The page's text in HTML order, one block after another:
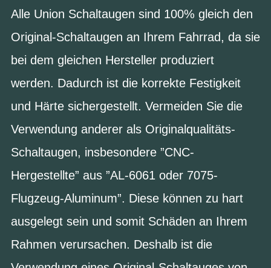
Alle Union Schaltaugen sind 100% gleich den
Original-Schaltaugen an Ihrem Fahrrad, da sie
bei dem gleichen Hersteller produziert
werden. Dadurch ist die korrekte Festigkeit
und Härte sichergestellt. Vermeiden Sie die
Verwendung anderer als Originalqualitäts-
Schaltaugen, insbesondere ”CNC-
Hergestellte” aus ”AL-6061 oder 7075-
Flugzeug-Aluminum”. Diese können zu hart
ausgelegt sein und somit Schäden an Ihrem
Rahmen verursachen. Deshalb ist die